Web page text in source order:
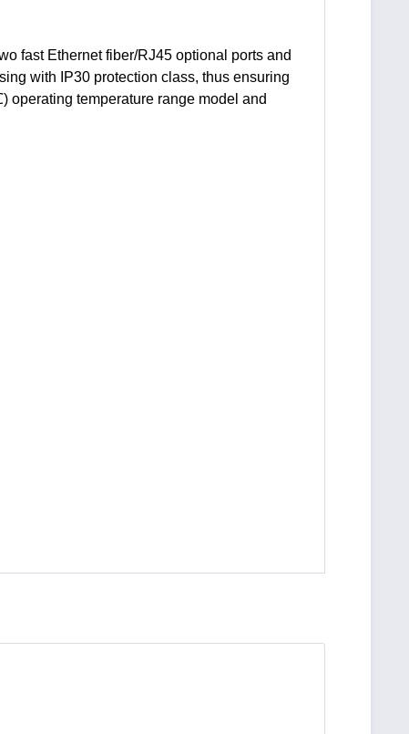
fast Ethernet fiber/RJ45 optional ports and
with IP30 protection class, thus ensuring
operating temperature range model and